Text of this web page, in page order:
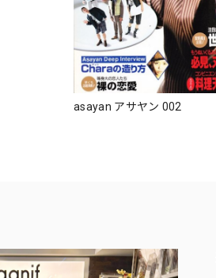
asayan アサヤン 002